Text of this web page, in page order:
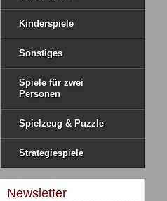
Kinderspiele
Sonstiges
Spiele für zwei
Personen
Spielzeug & Puzzle
Strategiespiele
Newsletter